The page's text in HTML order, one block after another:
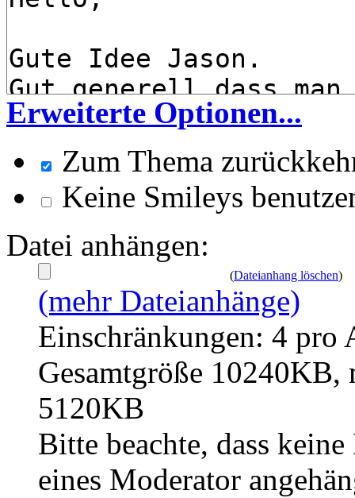
Erweiterte Optionen...
Zum Thema
Keine Smileys
Datei anhängen:
(Dateianhang löschen)
(mehr Dateianhänge)
Einschränkungen: 4 pro
Gesamtgröße
5120KB
Bitte beachte, dass
eines Moderator